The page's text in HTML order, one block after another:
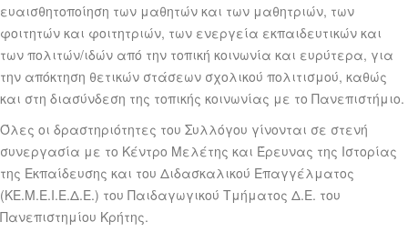
ευαισθητοποίηση των μαθητών και των μαθητριών, των
φοιτητών και φοιτητριών, των ενεργεία εκπαιδευτικών και
των πολιτών/ιδών από την τοπική κοινωνία και ευρύτερα, για
την απόκτηση θετικών στάσεων σχολικού πολιτισμού, καθώς
και στη διασύνδεση της τοπικής κοινωνίας με το Πανεπιστήμιο.
Όλες οι δραστηριότητες του Συλλόγου γίνονται σε στενή
συνεργασία με το Κέντρο Μελέτης και Έρευνας της Ιστορίας
της Εκπαίδευσης και του Διδασκαλικού Επαγγέλματος
(ΚΕ.Μ.Ε.Ι.Ε.Δ.Ε.) του Παιδαγωγικού Τμήματος Δ.Ε. του
Πανεπιστημίου Κρήτης.